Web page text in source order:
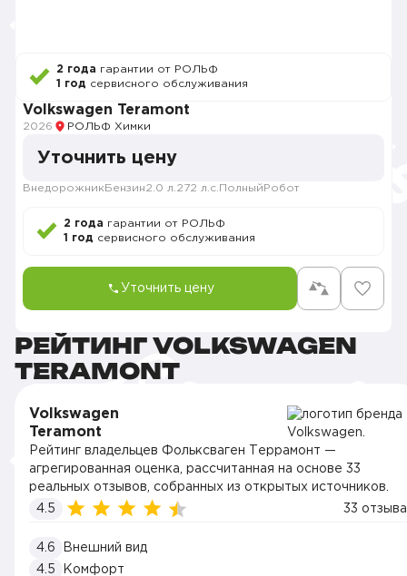
2 года гарантии от РОЛЬФ
1 год сервисного обслуживания
Volkswagen Teramont
2026 РОЛЬФ Химки
Уточнить цену
Внедорожник Бензин2.0 л. 272 л.с. Полный Робот
2 года гарантии от РОЛЬФ
1 год сервисного обслуживания
Уточнить цену
РЕЙТИНГ VOLKSWAGEN
TERAMONT
Volkswagen
Teramont
Рейтинг владельцев Фольксваген Террамонт —
агрегированная оценка, рассчитанная на основе 33
реальных отзывов, собранных из открытых источников.
4.5
33 отзыва
4.6
Внешний вид
4.5
Комфорт